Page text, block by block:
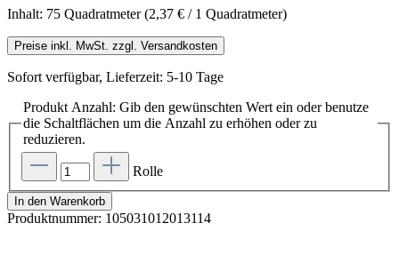
Inhalt: 75 Quadratmeter(2,37 € / 1 Quadratmeter)
Preise inkl. MwSt. zzgl. Versandkosten
Sofort verfügbar, Lieferzeit: 5-10 Tage
Produkt Anzahl: Gib den gewünschten Wert ein oder benutze
die Schaltflächen um die Anzahl zu erhöhen oder zu
reduzieren.
Rolle
In den Warenkorb
Produktnummer: 105031012013114